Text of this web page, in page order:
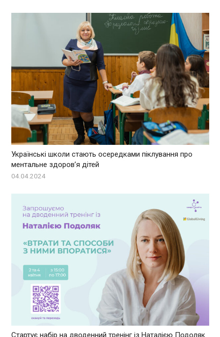
Українські школи стають осередками піклування про
ментальне здоров’я дітей
04.04.2024